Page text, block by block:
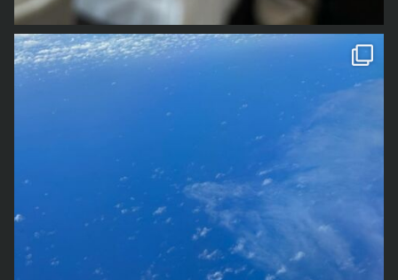
その間に、何度か書く書く詐欺みたいな感じにお知らせし